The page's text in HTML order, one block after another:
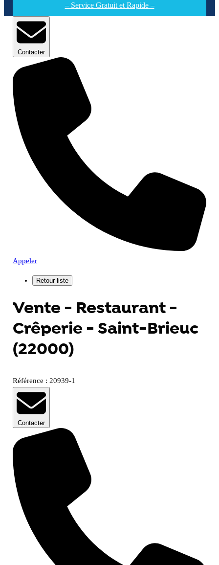
– Service Gratuit et Rapide –
Contacter
Appeler
Vente - Restaurant -
Crêperie - Saint-Brieuc
(22000)
Référence : 20939-1
Contacter